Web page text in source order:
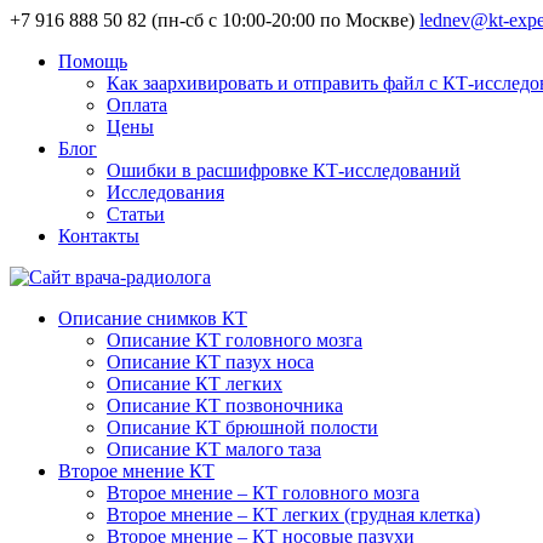
+7 916 888 50 82 (пн-сб с 10:00-20:00 по Москве) lednev@kt-
Помощь
Как заархивировать и отправить файл с КТ-
Оплата
Цены
Блог
Ошибки в расшифровке КТ-исследований
Исследования
Статьи
Контакты
Описание снимков КТ
Описание КТ головного мозга
Описание КТ пазух носа
Описание КТ легких
Описание КТ позвоночника
Описание КТ брюшной полости
Описание КТ малого таза
Второе мнение КТ
Второе мнение – КТ головного мозга
Второе мнение – КТ легких (грудная клетка)
Второе мнение – КТ носовые пазухи